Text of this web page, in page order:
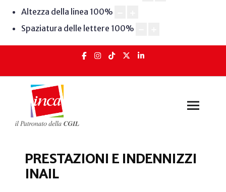
Altezza della linea 100%
Spaziatura delle lettere 100%
PRESTAZIONI E INDENNIZZI
INAIL